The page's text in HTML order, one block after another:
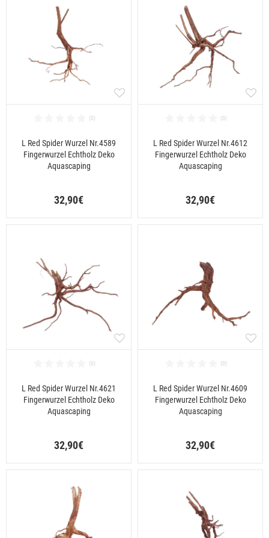
L Red Spider Wurzel Nr.4589
Fingerwurzel Echtholz Deko
Aquascaping
32,90€
L Red Spider Wurzel Nr.4612
Fingerwurzel Echtholz Deko
Aquascaping
32,90€
L Red Spider Wurzel Nr.4621
Fingerwurzel Echtholz Deko
Aquascaping
32,90€
L Red Spider Wurzel Nr.4609
Fingerwurzel Echtholz Deko
Aquascaping
32,90€